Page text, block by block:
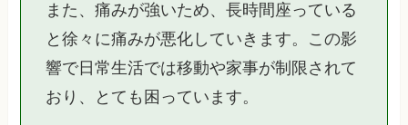
また、痛みが強いため、長時間座っている
と徐々に痛みが悪化していきます。この影
響で日常生活では移動や家事が制限されて
おり、とても困っています。